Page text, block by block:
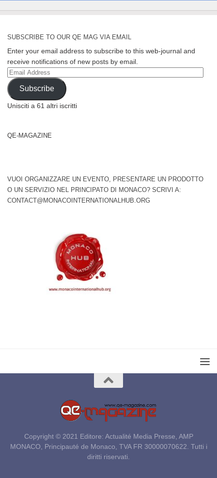
SUBSCRIBE TO OUR QE MAG VIA EMAIL
Enter your email address to subscribe to this web-journal and
receive notifications of new posts by email.
Email
Address
Subscribe
Unisciti a 61 altri iscritti
QE-MAGAZINE
VUOI ORGANIZZARE UN EVENTO, PRESENTARE UN PRODOTTO
O UN SERVIZIO NEL PRINCIPATO DI MONACO? SCRIVI A:
CONTACT@MONACOINTERNATIONALHUB.ORG
Copyright © 2021 Editore: Actualité Media Presse, AMP
MONACO, Principauté de Monaco, TVA FR 30000070622. Tutti i
diritti riservati.